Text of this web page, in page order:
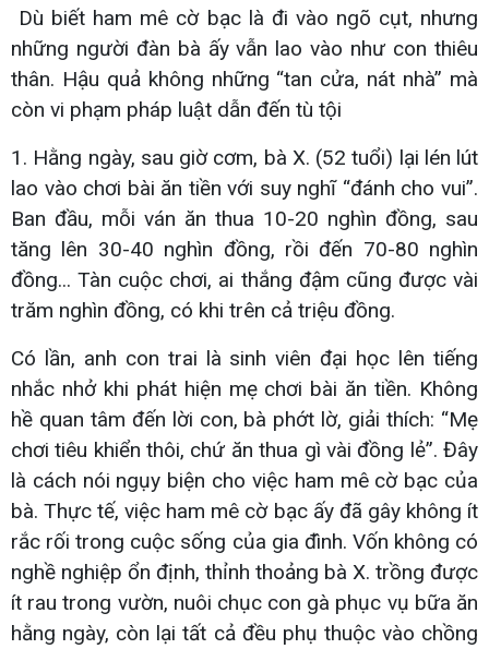
Dù biết ham mê cờ bạc là đi vào ngõ cụt, nhưng
những người đàn bà ấy vẫn lao vào như con thiêu
thân. Hậu quả không những “tan cửa, nát nhà” mà
còn vi phạm pháp luật dẫn đến tù tội
1. Hằng ngày, sau giờ cơm, bà X. (52 tuổi) lại lén lút
lao vào chơi bài ăn tiền với suy nghĩ “đánh cho vui”.
Ban đầu, mỗi ván ăn thua 10-20 nghìn đồng, sau
tăng lên 30-40 nghìn đồng, rồi đến 70-80 nghìn
đồng... Tàn cuộc chơi, ai thắng đậm cũng được vài
trăm nghìn đồng, có khi trên cả triệu đồng.
Có lần, anh con trai là sinh viên đại học lên tiếng
nhắc nhở khi phát hiện mẹ chơi bài ăn tiền. Không
hề quan tâm đến lời con, bà phớt lờ, giải thích: “Mẹ
chơi tiêu khiển thôi, chứ ăn thua gì vài đồng lẻ”. Đây
là cách nói ngụy biện cho việc ham mê cờ bạc của
bà. Thực tế, việc ham mê cờ bạc ấy đã gây không ít
rắc rối trong cuộc sống của gia đình. Vốn không có
nghề nghiệp ổn định, thỉnh thoảng bà X. trồng được
ít rau trong vườn, nuôi chục con gà phục vụ bữa ăn
hằng ngày, còn lại tất cả đều phụ thuộc vào chồng